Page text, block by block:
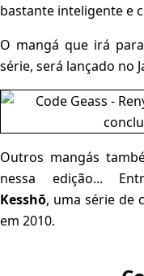
bastante inteligente e
O mangá que irá
série, será lançado no
Outros mangás
nessa edição...
Kesshō, uma série de
em 2010.